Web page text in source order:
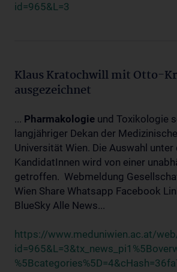
id=965&L=3
Klaus Kratochwill mit Otto-
ausgezeichnet
... Pharmakologie und Toxikologie
langjähriger Dekan der
Universität Wien. Die Auswahl unter
KandidatInnen wird von einer
getroffen. Webmeldung
Wien Share Whatsapp Facebook
BlueSky Alle News...
https://www.meduniwien.ac.at/